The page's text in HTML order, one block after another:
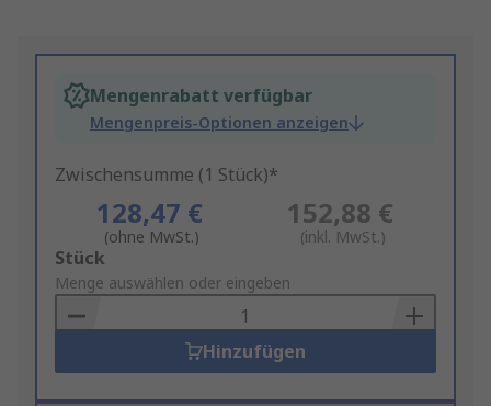
Mengenrabatt verfügbar
Mengenpreis-Optionen anzeigen
Zwischensumme (1 Stück)*
128,47 €
(ohne MwSt.)
152,88 €
(inkl. MwSt.)
Add
to
Basket
Stück
Menge auswählen oder eingeben
Hinzufügen